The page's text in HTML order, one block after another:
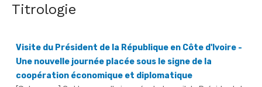
Titrologie
Visite du Président de la République en Côte d'Ivoire -
[Gabonews] Cette nouvelle journée de travail du Président de
la République, Chef de l'État, Son Excellence Brice Clotaire
Oligui Nguema, ...